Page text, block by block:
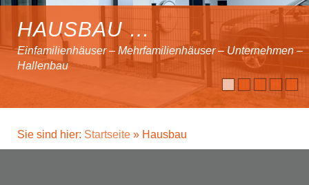
HAUSBAU …
Einfamilienhäuser – Mehrfamilienhäuser – Unternehmen –
Hallenbau
Sie sind hier: Startseite » Hausbau